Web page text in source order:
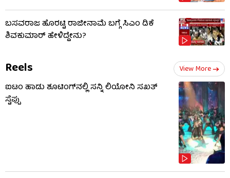
ಬಸವರಾಜ ಹೊರಟ್ಟಿ ರಾಜೀನಾಮೆ ಬಗ್ಗೆ ಸಿಎಂ ಡಿಕೆ
ಶಿವಕುಮಾರ್ ಹೇಳಿದ್ದೇನು?
Reels View More
ಐಟಂ ಹಾಡು ಶೂಟಿಂಗ್​​ನಲ್ಲಿ ಸನ್ನಿ ಲಿಯೋನಿ ಸಖತ್
ಸ್ಟೆಪ್ಪು